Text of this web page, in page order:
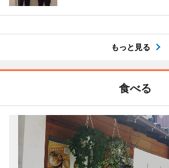
もっと見る
食べる